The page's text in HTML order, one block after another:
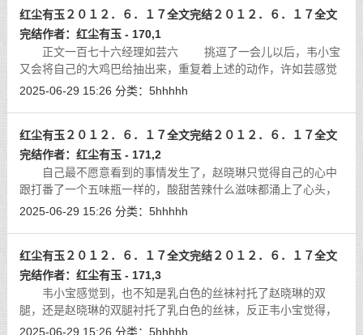
红尘有玉２０１２．６．１７全文完结２０１２．６．１７全文
完结作者：红尘有玉 - 170,1
正文一百七十六经理如芸六 挑逗了一会儿以后，韦小宝
又会将自己的大鸡巴给抽出来，重复着上述的动作，许如芸感觉
到，自己的小屄深处，在韦小宝的大鸡巴的抽插之下，一会儿空
2025-06-29 15:26 分类： 5hhhhh
红尘有玉２０１２．６．１７全文完结２０１２．６．１７全文
完结作者：红尘有玉 - 171,2
自己最不愿意看到的事情发生了，赵晓琳只觉得自己的心中
跟打番了一个五味瓶一样的，酸甜苦辣什么滋味都涌上了心头，
要不是及时的咬住了嘴唇，恐怕水汪汪的大眼睛中泪水都要流了
2025-06-29 15:26 分类： 5hhhhh
红尘有玉２０１２．６．１７全文完结２０１２．６．１７全文
完结作者：红尘有玉 - 171,3
韦小宝感觉到，也不知是乳白色的丝袜衬托了赵晓琳的双
腿，还是赵晓琳的双腿衬托了乳白色的丝袜，反正韦小宝觉得，
赵晓琳的大腿，将乳白色的丝袜弄得是那么的饱满，那么的光
2025-06-29 15:26 分类： 5hhhhh